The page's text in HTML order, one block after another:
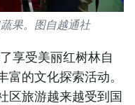
果。图自越通社
享受美丽红树林自
的文化探索活动。
区旅游越来越受到国